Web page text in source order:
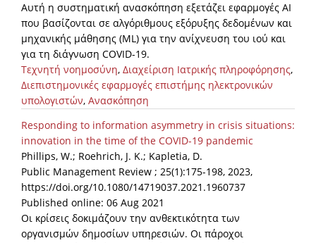
Αυτή η συστηματική ανασκόπηση εξετάζει εφαρμογές AI
που βασίζονται σε αλγόριθμους εξόρυξης δεδομένων και
μηχανικής μάθησης (ML) για την ανίχνευση του ιού και
για τη διάγνωση COVID-19.
Τεχνητή νοημοσύνη, Διαχείριση Ιατρικής πληροφόρησης,
Διεπιστημονικές εφαρμογές επιστήμης ηλεκτρονικών
υπολογιστών, Ανασκόπηση
Responding to information asymmetry in crisis situations:
innovation in the time of the COVID-19 pandemic
Phillips, W.; Roehrich, J. K.; Kapletia, D.
Public Management Review ; 25(1):175-198, 2023,
https://doi.org/10.1080/14719037.2021.1960737
Published online: 06 Aug 2021
Οι κρίσεις δοκιμάζουν την ανθεκτικότητα των
οργανισμών δημοσίων υπηρεσιών. Οι πάροχοι